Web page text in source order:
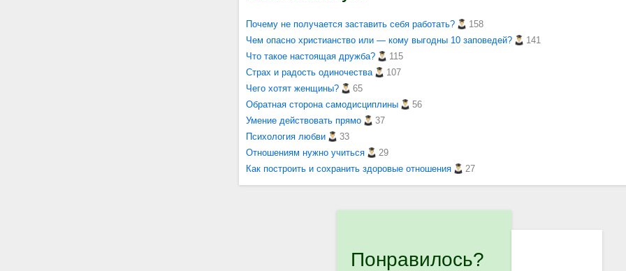
Почему не получается заставить себя работать?
158
Чем опасно христианство или — кому выгодны 10 заповедей?
141
Что такое настоящая дружба?
115
Страх и радость одиночества
107
Чего хотят женщины?
65
Обратная сторона самодисциплины
56
Умение действовать прямо
37
Психология любви
33
Отношениям нужно учиться
29
Как построить и сохранить здоровые отношения
27
Понравилось?